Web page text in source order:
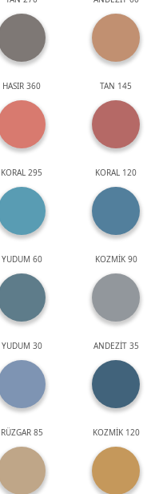
HASIR 360 TAN 145
KORAL 295 KORAL 120
YUDUM 60 KOZMİK 90
YUDUM 30 ANDEZİT 35
RÜZGAR 85 KOZMİK 120